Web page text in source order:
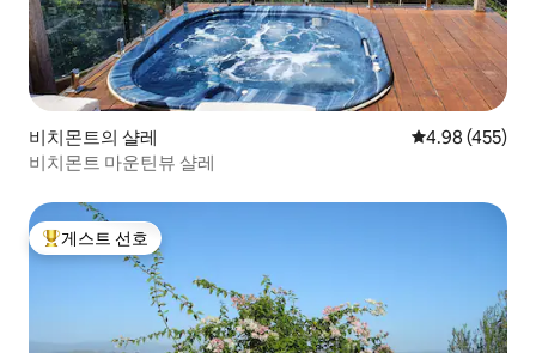
비치몬트의 샬레 평점 4.98점(5
4.98 (455)
비치몬트 마운틴뷰 샬레
상위 게스트 선호
게스트 선호